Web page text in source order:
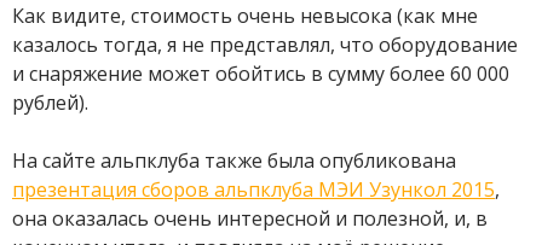
Как видите, стоимость очень невысока (как мне
казалось тогда, я не представлял, что оборудование
и снаряжение может обойтись в сумму более 60 000
рублей).
На сайте альпклуба также была опубликована
презентация сборов альпклуба МЭИ Узункол 2015,
она оказалась очень интересной и полезной, и, в